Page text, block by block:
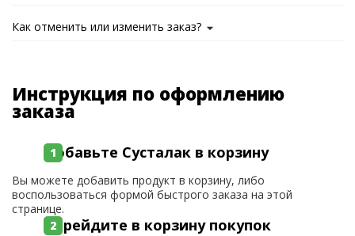
Как отменить или изменить заказ?
Инструкция по оформлению
заказа
Добавьте Сусталак в корзину
Вы можете добавить продукт в корзину, либо
воспользоваться формой быстрого заказа на этой
странице.
Перейдите в корзину покупок